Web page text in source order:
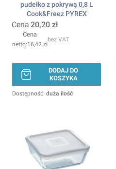
pudełko z pokrywą 0,8 L
Cook&Freez PYREX
Cena 20,20 zł
Cena
16,42 zł
bez VAT
DODAJ DO
KOSZYKA
Dostępność: duża ilość